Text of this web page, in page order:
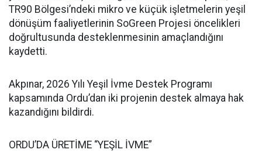
TR90 Bölgesi’ndeki mikro ve küçük işletmelerin yeşil
dönüşüm faaliyetlerinin SoGreen Projesi öncelikleri
doğrultusunda desteklenmesinin amaçlandığını
kaydetti.
Akpınar, 2026 Yılı Yeşil İvme Destek Programı
kapsamında Ordu’dan iki projenin destek almaya hak
kazandığını bildirdi.
ORDU’DA ÜRETİME “YEŞİL İVME”